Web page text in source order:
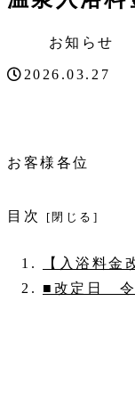
お知らせ
2026.03.27
お客様各位
目次
【入浴料金
■改定日 令